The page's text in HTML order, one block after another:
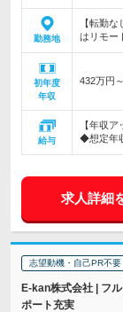
勤務地
【転勤
はリモー
初年度
年収
432万円
給与
【年収
◆想定年
求人詳細
志望動機・自己PR不要
E-kan株式会社 | フ
ポート充実